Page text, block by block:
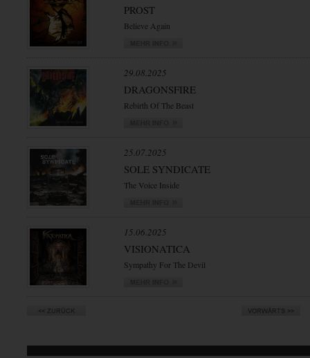
PROST
Believe Again
29.08.2025
DRAGONSFIRE
Rebirth Of The Beast
25.07.2025
SOLE SYNDICATE
The Voice Inside
15.06.2025
VISIONATICA
Sympathy For The Devil